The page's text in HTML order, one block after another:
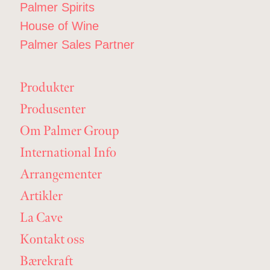
Palmer Spirits
House of Wine
Palmer Sales Partner
Produkter
Produsenter
Om Palmer Group
International Info
Arrangementer
Artikler
La Cave
Kontakt oss
Bærekraft